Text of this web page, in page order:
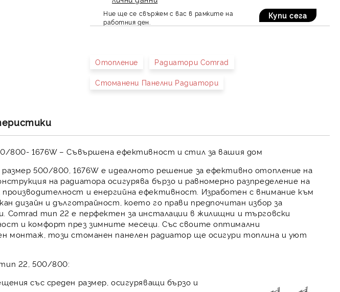
Ние ще се свържем с вас в рамките на
работния ден.
Отопление Радиатори Comrad
Стоманени Панелни Радиатори
800- 1676W – Съвършена ефективност и стил за вашия дом
500/800, 1676W е идеалното решение за ефективно отопление на
на радиатора осигурява бързо и равномерно разпределение на
и енергийна ефективност. Изработен с внимание към
дизайн и дълготрайност, което го прави предпочитан избор за
Comrad тип 22 е перфектен за инсталации в жилищни и търговски
и комфорт през зимните месеци. Със своите оптимални
монтаж, този стоманен панелен радиатор ще осигури топлина и уют
22, 500/800:
със среден размер, осигуряващи бързо и